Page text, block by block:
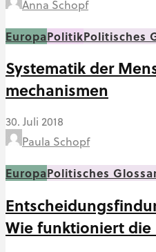
Anna Schopf
EuropaPolitikPolitisches
Systematik der
mechanismen
30. Juli 2018
Paula Schopf
EuropaPolitisches
Wie funktioniert die